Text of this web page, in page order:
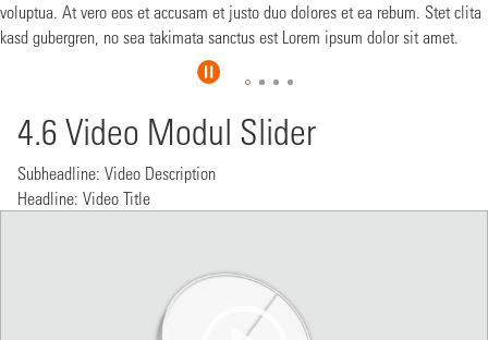
voluptua. At vero eos et accusam et justo duo dolores et ea rebum. Stet clita
kasd gubergren, no sea takimata sanctus est Lorem ipsum dolor sit amet.
4.6 Video Modul Slider
Subheadline: Video Description
Headline: Video Title